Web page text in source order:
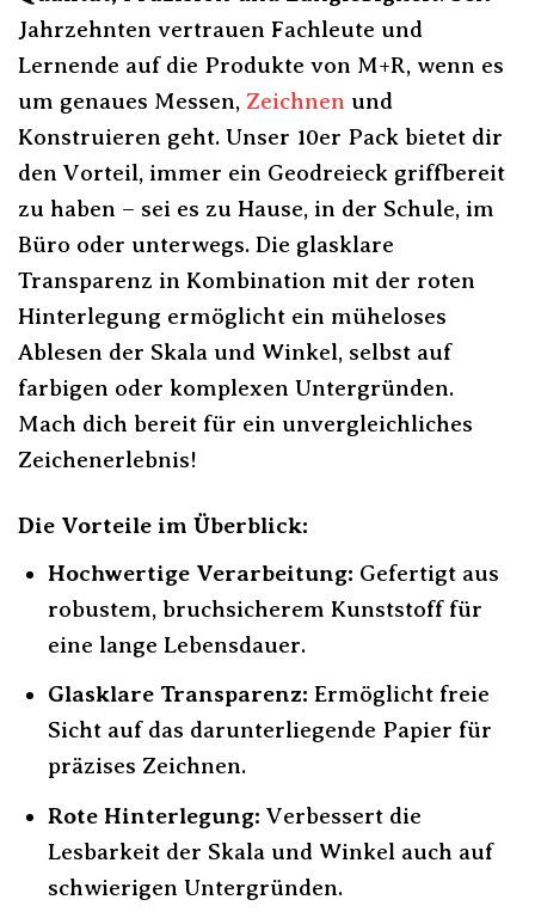
Jahrzehnten vertrauen Fachleute und
Lernende auf die Produkte von M+R, wenn es
um genaues Messen, Zeichnen und
Konstruieren geht. Unser 10er Pack bietet dir
den Vorteil, immer ein Geodreieck griffbereit
zu haben – sei es zu Hause, in der Schule, im
Büro oder unterwegs. Die glasklare
Transparenz in Kombination mit der roten
Hinterlegung ermöglicht ein müheloses
Ablesen der Skala und Winkel, selbst auf
farbigen oder komplexen Untergründen.
Mach dich bereit für ein unvergleichliches
Zeichenerlebnis!
Die Vorteile im Überblick:
Hochwertige Verarbeitung: Gefertigt aus
robustem, bruchsicherem Kunststoff für
eine lange Lebensdauer.
Glasklare Transparenz: Ermöglicht freie
Sicht auf das darunterliegende Papier für
präzises Zeichnen.
Rote Hinterlegung: Verbessert die
Lesbarkeit der Skala und Winkel auch auf
schwierigen Untergründen.